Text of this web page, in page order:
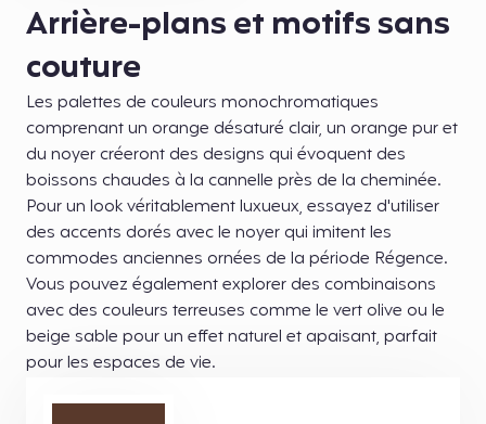
Arrière-plans et motifs sans
couture
Les palettes de couleurs monochromatiques
comprenant un orange désaturé clair, un orange pur et
du noyer créeront des designs qui évoquent des
boissons chaudes à la cannelle près de la cheminée.
Pour un look véritablement luxueux, essayez d'utiliser
des accents dorés avec le noyer qui imitent les
commodes anciennes ornées de la période Régence.
Vous pouvez également explorer des combinaisons
avec des couleurs terreuses comme le vert olive ou le
beige sable pour un effet naturel et apaisant, parfait
pour les espaces de vie.